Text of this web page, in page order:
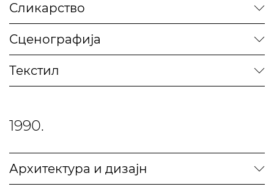
Сликарство
Сценографија
Текстил
1990.
Архитектура и дизајн